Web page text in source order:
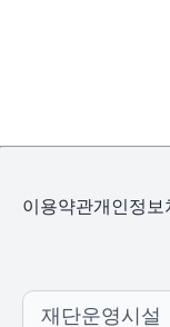
이용약관개인정보
재단운영시설